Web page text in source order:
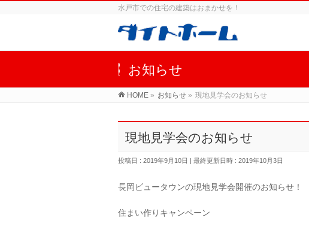
水戸市での住宅の建築はおまかせを！
お知らせ
HOME » お知らせ » 現地見学会のお知らせ
現地見学会のお知らせ
投稿日 : 2019年9月10日 最終更新日時 : 2019年10月3日
長岡ビュータウンの現地見学会開催のお知らせ！
住まい作りキャンペーン